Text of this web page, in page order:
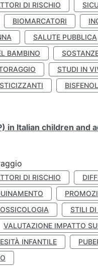
DI RISCHIO
BIOMARCATORI
SALUTE PUBBLICA
BAMBINO
STUDI IN
Italian children and
DI RISCHIO
STILI
VALUTAZIONE IMPATTO
INFANTILE